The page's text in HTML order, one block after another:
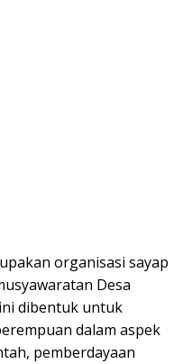
organisasi sayap
Desa
ini dibentuk untuk
dalam aspek
pemberdayaan